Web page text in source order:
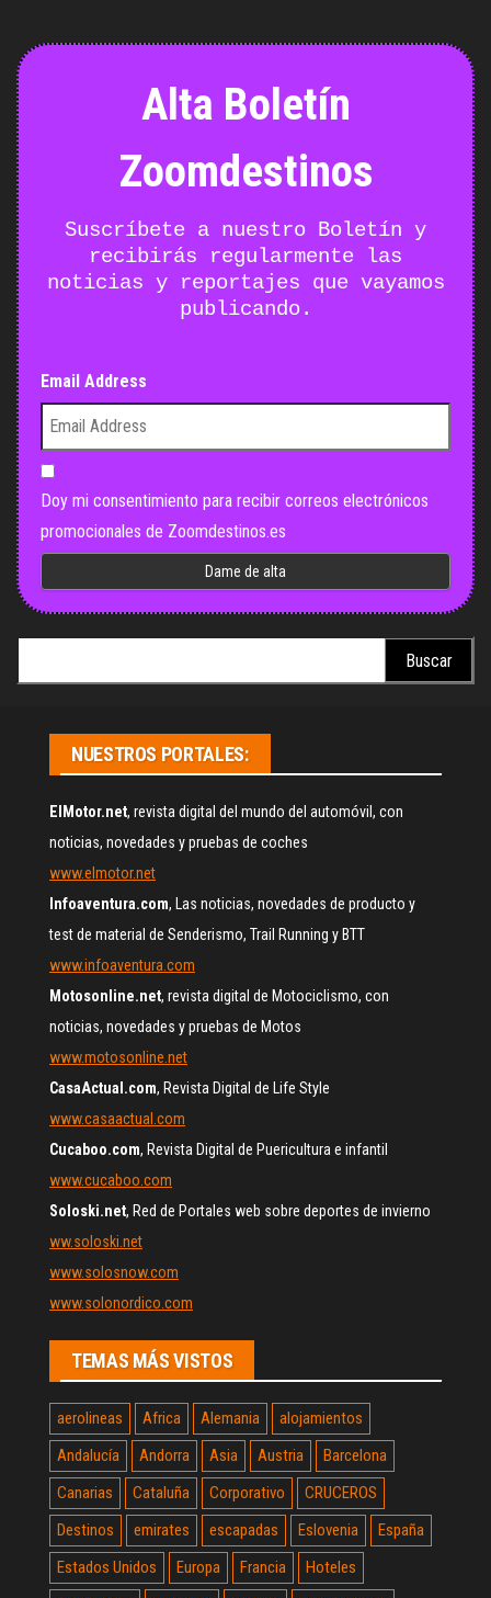
Alta Boletín
Zoomdestinos
Suscríbete a nuestro Boletín y
recibirás regularmente las
noticias y reportajes que vayamos
publicando.
Email Address
Doy mi consentimiento para recibir correos electrónicos
promocionales de Zoomdestinos.es
NUESTROS PORTALES:
ElMotor.net, revista digital del mundo del automóvil, con
noticias, novedades y pruebas de coches
www.elmotor.net
Infoaventura.com, Las noticias, novedades de producto y
test de material de Senderismo, Trail Running y BTT
www.infoaventura.com
Motosonline.net, revista digital de Motociclismo, con
noticias, novedades y pruebas de Motos
www.motosonline.net
CasaActual.com, Revista Digital de Life Style
www.casaactual.com
Cucaboo.com, Revista Digital de Puericultura e infantil
www.cucaboo.com
Soloski.net, Red de Portales web sobre deportes de invierno
ww.soloski.net
www.solosnow.com
www.solonordico.com
TEMAS MÁS VISTOS
aerolineas Africa Alemania
alojamientos
Andalucía
Andorra Asia Austria
Barcelona
Canarias
Cataluña Corporativo
CRUCEROS
Destinos
emirates escapadas Eslovenia
España
Estados Unidos
Europa Francia
Hoteles